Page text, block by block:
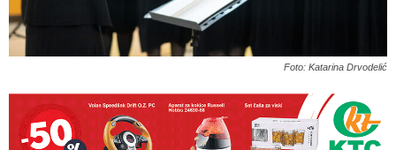
Foto: Katarina Drvodelić